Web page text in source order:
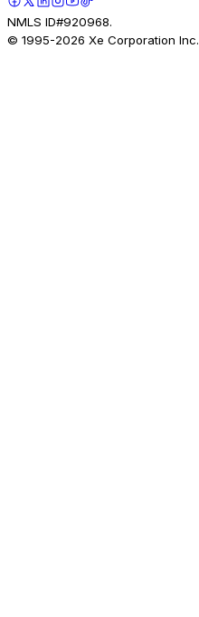
NMLS ID#920968.
© 1995-2026 Xe Corporation Inc.